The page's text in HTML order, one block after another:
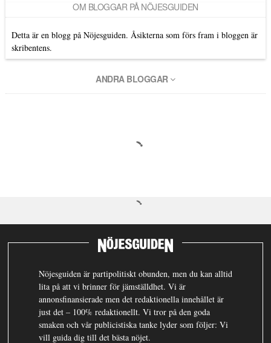
OM BLOGGAR PÅ NÖJESGUIDEN
Detta är en blogg på Nöjesguiden. Åsikterna som förs fram i bloggen är
skribentens.
ANDRA BLOGGAR
Nöjesguiden är partipolitiskt obunden, men du kan alltid
lita på att vi brinner för jämställdhet. Vi är
annonsfinansierade men det redaktionella innehållet är
just det – 100% redaktionellt. Vi tror på den goda
smaken och vår publicistiska tanke lyder som följer: Vi
vill guida dig till det bästa nöjet.